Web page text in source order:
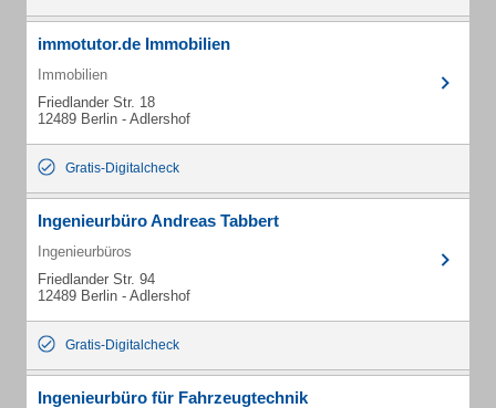
immotutor.de Immobilien
Immobilien
Friedlander Str. 18
12489 Berlin - Adlershof
Gratis-Digitalcheck
Ingenieurbüro Andreas Tabbert
Ingenieurbüros
Friedlander Str. 94
12489 Berlin - Adlershof
Gratis-Digitalcheck
Ingenieurbüro für Fahrzeugtechnik